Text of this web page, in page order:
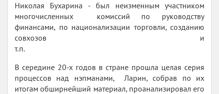
Николая Бухарина - был неизменным участником
многочисленных комиссий по руководству
финансами, по национализации торговли, созданию
совхозов и
В середине 20-х годов в стране прошла целая серия
процессов над нэпманами, Ларин, собрав по их
итогам обширнейший материал, проанализировал его